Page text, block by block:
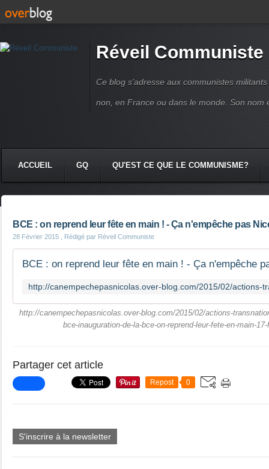
Réveil Communiste
Ce blog s'adresse aux communistes
non, en France ou dans le monde. Son nom
ACCUEIL GQ QU'EST CE QUE LE COMMUNISME?
BCE : on reprend leur fête en main ! - Ça n'empêche pas
28 Février 2015 , Rédigé par Réveil Communiste
BCE : on reprend leur fête en main ! - Ça n'empêche
http://canempechepasnicolas.over-blog.com/2015/02/actions-
bce-inauguration-de-la-bce-on-reprend-leur-fete-en-main-
Partager cet article
Repost 0
S'inscrire à la newsletter